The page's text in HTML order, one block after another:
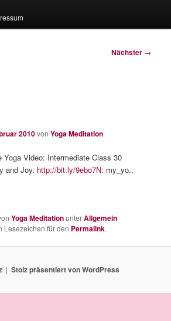
Nächster →
2010vonYoga Meditation
Yoga Video: Intermediate Class 30
and Joy. http://bit.ly/9ebo7N: my_yo..
Yoga MeditationunterAllgemein
Lesezeichen für den Permalink.
Stolz präsentiert von WordPress